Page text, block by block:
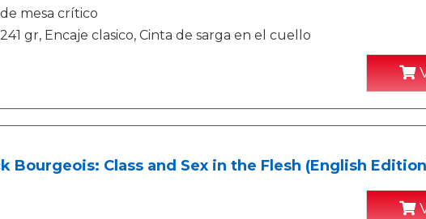
de mesa crítico
241 gr, Encaje clasico, Cinta de sarga en el cuello
Bourgeois: Class and Sex in the Flesh (English